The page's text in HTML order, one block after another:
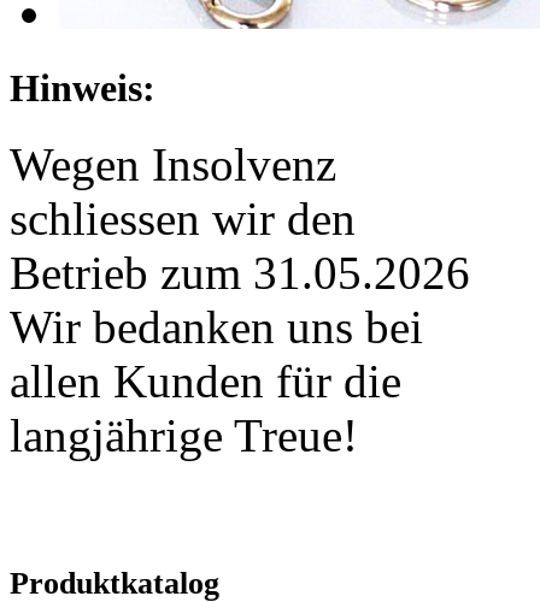
Hinweis:
Wegen Insolvenz
schliessen wir den
Betrieb zum 31.05.2026
Wir bedanken uns bei
allen Kunden für die
langjährige Treue!
Produktkatalog